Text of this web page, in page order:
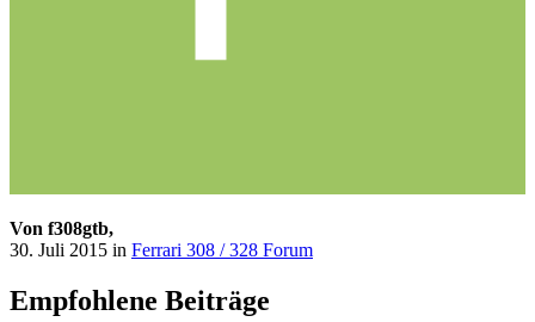
Von f308gtb,
30. Juli 2015 in Ferrari 308 / 328 Forum
Empfohlene Beiträge